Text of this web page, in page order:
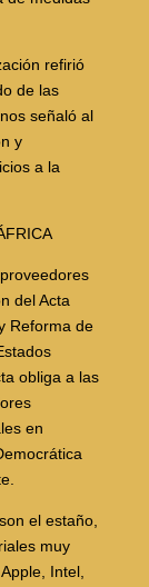
refirió
de las
señaló al
y
a la
del Acta
Reforma de
obliga a las
en
el estaño,
muy
Intel,